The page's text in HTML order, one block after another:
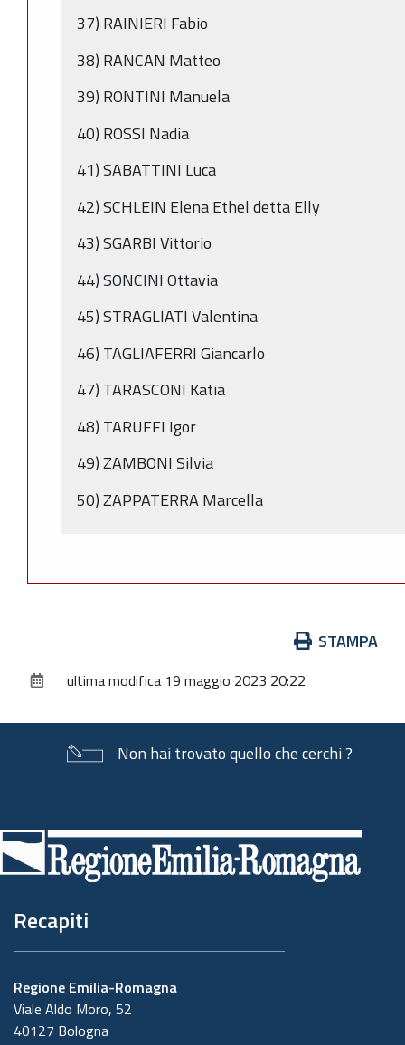
37) RAINIERI Fabio
38) RANCAN Matteo
39) RONTINI Manuela
40) ROSSI Nadia
41) SABATTINI Luca
42) SCHLEIN Elena Ethel detta Elly
43) SGARBI Vittorio
44) SONCINI Ottavia
45) STRAGLIATI Valentina
46) TAGLIAFERRI Giancarlo
47) TARASCONI Katia
48) TARUFFI Igor
49) ZAMBONI Silvia
50) ZAPPATERRA Marcella
documento
STAMPA
ultima modifica 19 maggio 2023 20:22
Non hai trovato quello che cerchi ?
di
pagina
Recapiti
Regione Emilia-Romagna
Viale Aldo Moro, 52
40127 Bologna